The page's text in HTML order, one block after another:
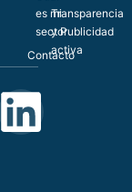
es mi
sector
Contacto
Transparencia
y Publicidad
activa